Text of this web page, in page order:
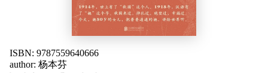
ISBN: 9787559640666
author: 杨本芬